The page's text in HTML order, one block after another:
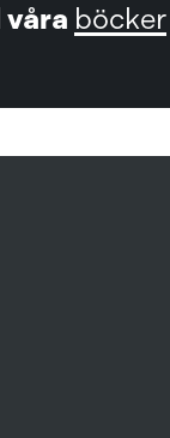
våra böcker